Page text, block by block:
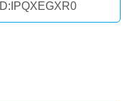
ID:IPQXEGXR0